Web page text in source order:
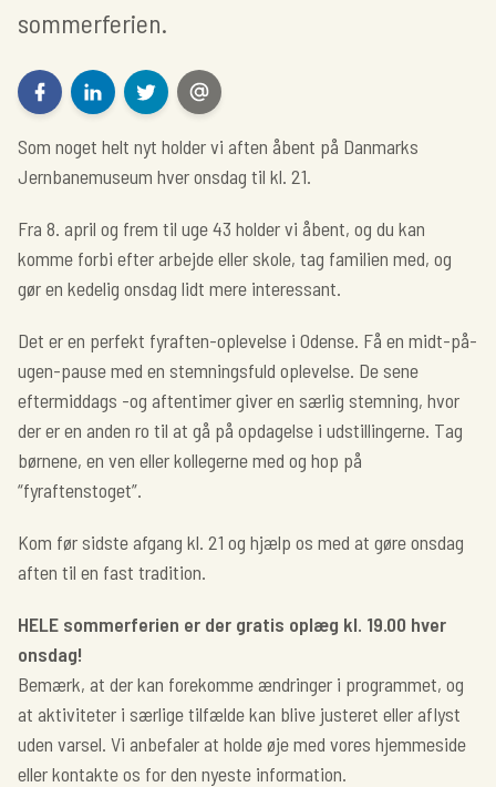
sommerferien.
Som noget helt nyt holder vi aften åbent på Danmarks
Jernbanemuseum hver onsdag til kl. 21.
Fra 8. april og frem til uge 43 holder vi åbent, og du kan
komme forbi efter arbejde eller skole, tag familien med, og
gør en kedelig onsdag lidt mere interessant.
Det er en perfekt fyraften-oplevelse i Odense. Få en midt-på-
ugen-pause med en stemningsfuld oplevelse. De sene
eftermiddags -og aftentimer giver en særlig stemning, hvor
der er en anden ro til at gå på opdagelse i udstillingerne. Tag
børnene, en ven eller kollegerne med og hop på
“fyraftenstoget”.
Kom før sidste afgang kl. 21 og hjælp os med at gøre onsdag
aften til en fast tradition.
HELE sommerferien er der gratis oplæg kl. 19.00 hver
onsdag!
Bemærk, at der kan forekomme ændringer i programmet, og
at aktiviteter i særlige tilfælde kan blive justeret eller aflyst
uden varsel. Vi anbefaler at holde øje med vores hjemmeside
eller kontakte os for den nyeste information.